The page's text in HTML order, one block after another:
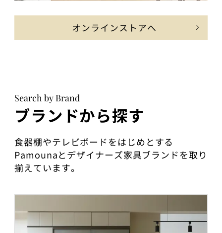
オンラインストアへ
Search by Brand
ブランドから探す
食器棚やテレビボードをはじめとする
Pamounaとデザイナーズ家具ブランドを取り
揃えています。